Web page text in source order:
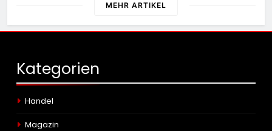
MEHR ARTIKEL
Kategorien
Handel
Magazin